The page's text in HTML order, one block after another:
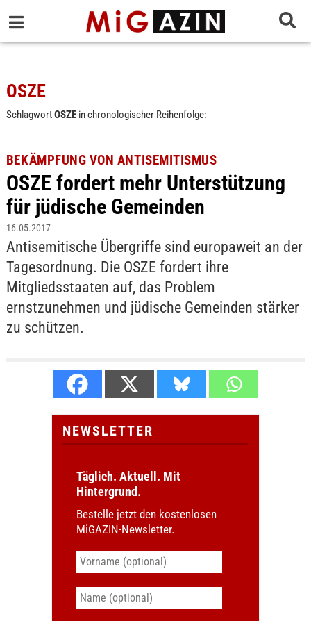
OSZE
SchlagwortOSZEin chronologischer Reihenfolge:
BEKÄMPFUNG VON ANTISEMITISMUS
OSZE fordert mehr Unterstützung
für jüdische Gemeinden
16.05.2017
Antisemitische Übergriffe sind europaweit an der
Tagesordnung. Die OSZE fordert ihre
Mitgliedsstaaten auf, das Problem
ernstzunehmen und jüdische Gemeinden stärker
zu schützen.
NEWSLETTER
Täglich. Aktuell. Mit
Hintergrund.
Bestelle jetzt den kostenlosen
MiGAZIN-Newsletter.